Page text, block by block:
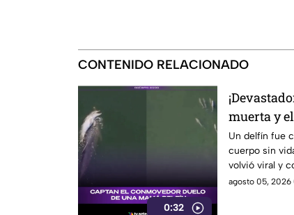
CONTENIDO RELACIONADO
0:32
muerta y
sociales
Un delfín fue
cuerpo sin
volvió viral y
sociales.
agosto 05, 2026